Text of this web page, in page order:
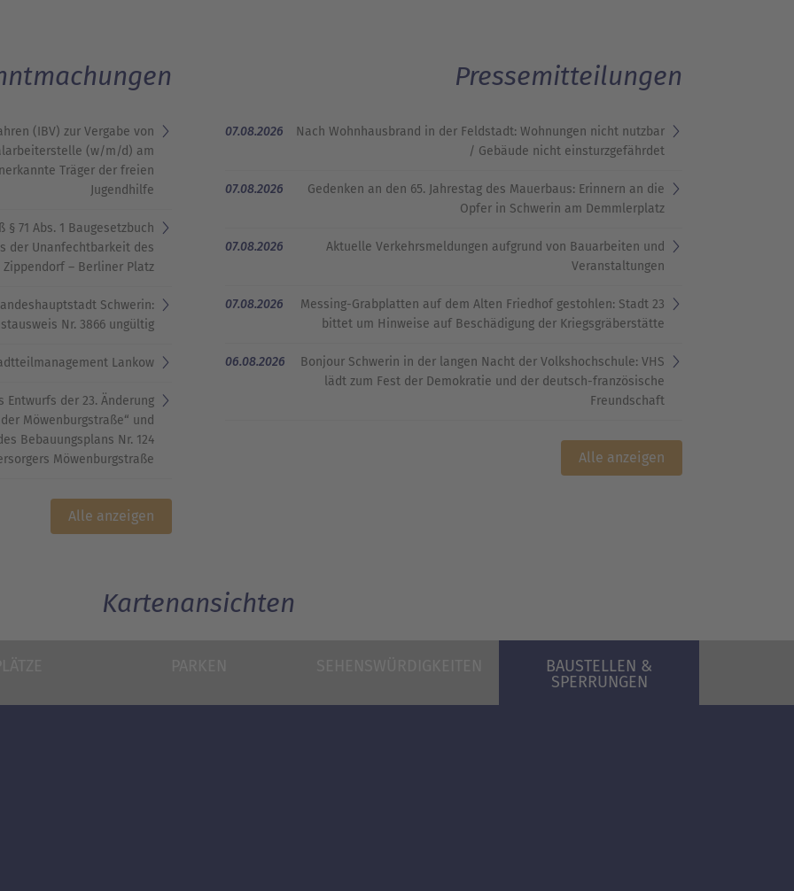
Pressemitteilungen
07.08.2026
Nach Wohnhausbrand in der Feldstadt: Wohnungen nicht nutzbar
/ Gebäude nicht einsturzgefährdet
07.08.2026
Gedenken an den 65. Jahrestag des Mauerbaus: Erinnern an die
Opfer in Schwerin am Demmlerplatz
07.08.2026
Aktuelle Verkehrsmeldungen aufgrund von Bauarbeiten und
Veranstaltungen
07.08.2026
23 Messing-Grabplatten auf dem Alten Friedhof gestohlen: Stadt
bittet um Hinweise auf Beschädigung der Kriegsgräberstätte
06.08.2026
Bonjour Schwerin in der langen Nacht der Volkshochschule: VHS
lädt zum Fest der Demokratie und der deutsch-französische
Freundschaft
Alle anzeigen
(IBV) zur Vergabe von
(w/m/d) am
Träger der freien
Jugendhilfe
71 Abs. 1 Baugesetzbuch
der Unanfechtbarkeit des
– Berliner Platz“
Schwerin:
Nr. 3866 ungültig
Lankow
der 23. Änderung
Möwenburgstraße“ und
Bebauungsplans Nr. 124
Möwenburgstraße“
Alle anzeigen
Kartenansichten
BAUSTELLEN &
SPERRUNGEN